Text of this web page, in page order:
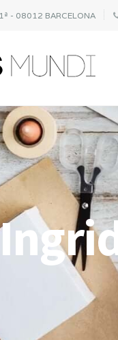
- 08012 BARCELONA